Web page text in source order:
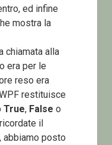
ed infine
mostra la
chiamata alla
era per le
reso era
restituisce
True, False o
il
abbiamo posto